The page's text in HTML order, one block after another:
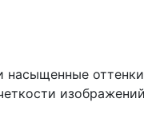
насыщенные